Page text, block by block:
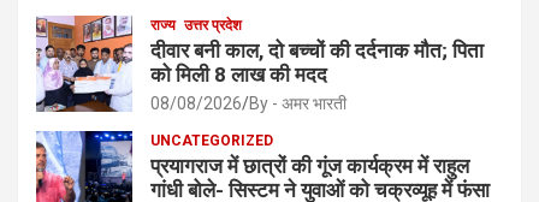
राज्य उत्तर प्रदेश
दीवार बनी काल, दो बच्चों की दर्दनाक मौत; पिता
को मिली 8 लाख की मदद
08/08/2026 By - अमर भारती
UNCATEGORIZED
प्रयागराज में छात्रों की गूंज कार्यक्रम में राहुल
गांधी बोले- सिस्टम ने युवाओं को चक्रव्यूह में फंसा